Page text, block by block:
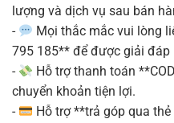
lượng và dịch vụ sau bán
-
Mọi thắc mắc vui lòng
795 185** để được giải đáp
-
Hỗ trợ thanh toán
chuyển khoản tiện lợi.
-
Hỗ trợ **trả góp qua